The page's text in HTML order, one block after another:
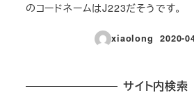
のコードネームはJ223だそうです。
xiaolong
投稿日
2020-
サイト内検索